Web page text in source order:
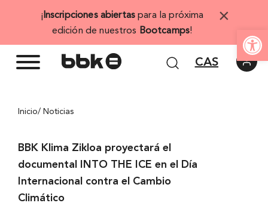
Abrir
¡ Inscripciones abiertas para la próxima
edición de nuestros Bootcamps!
×
CAS
Inicio/ Noticias
BBK Klima Zikloa proyectará el
documental INTO THE ICE en el Día
Internacional contra el Cambio
Climático